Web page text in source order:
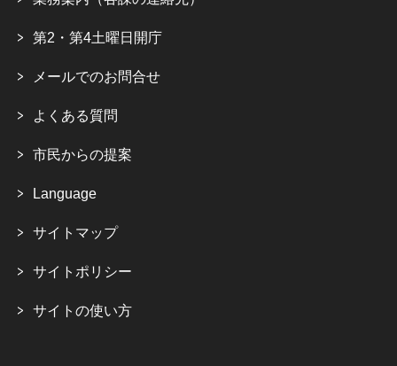
第2・第4土曜日開庁
メールでのお問合せ
よくある質問
市民からの提案
Language
サイトマップ
サイトポリシー
サイトの使い方